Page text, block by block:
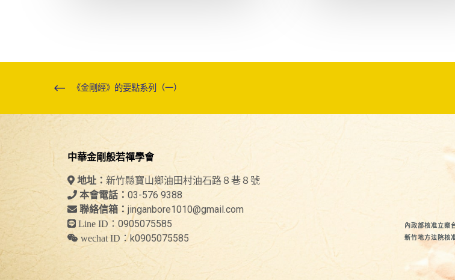
《金剛經》的要點系列（一）
中華金剛般若禪學會
地址： 新竹縣寶山鄉油田村油石路８巷８號
本會電話： 03-576 9388
聯絡信箱： jinganbore1010@gmail.com
Line ID： 0905075585
wechat ID：k0905075585
內政部核准立案
新竹地方法院核